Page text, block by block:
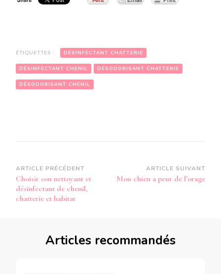
ÉTIQUETTES : DÉSINFECTANT CHATTERIE
DÉSINFECTANT CHENIL DÉSODORISANT CHATTERIE
DÉSODORISANT CHENIL
Navigation
d’article
ARTICLE PRÉCÉDENT
Choisir son nettoyant et
désinfectant de chenil,
chatterie et habitat
ARTICLE SUIVANT
Mon chien a peur de l’orage
Articles recommandés